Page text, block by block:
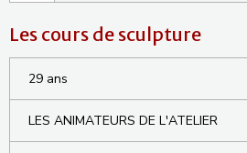
Les cours de sculpture
29 ans
LES ANIMATEURS DE L'ATELIER